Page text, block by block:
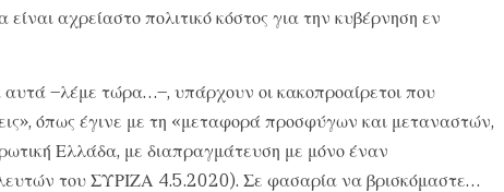
αχρείαστο πολιτικό κόστος για την κυβέρνηση εν
–λέμε τώρα…–, υπάρχουν οι κακοπροαίρετοι που
όπως έγινε με τη «μεταφορά προσφύγων και μεταναστών,
Ελλάδα, με διαπραγμάτευση με μόνο έναν
του ΣΥΡΙΖΑ 4.5.2020). Σε φασαρία να βρισκόμαστε…